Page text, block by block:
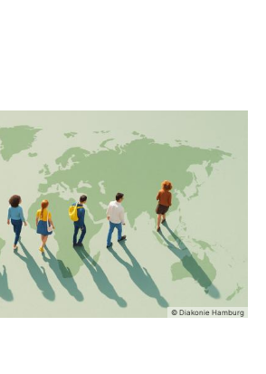
© Diakonie Hamburg